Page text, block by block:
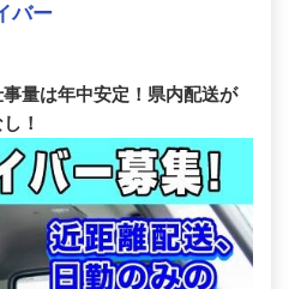
バー
量は年中安定！県内配送が
！